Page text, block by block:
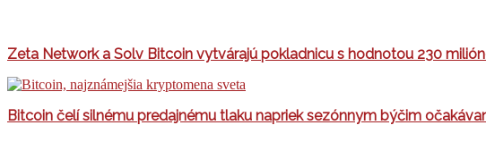
Zeta Network a Solv Bitcoin vytvárajú pokladnicu s hodnotou 230
Bitcoin čelí silnému predajnému tlaku napriek sezónnym býčim